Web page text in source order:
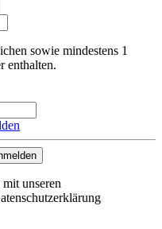
sowie mindestens 1
enthalten.
unseren